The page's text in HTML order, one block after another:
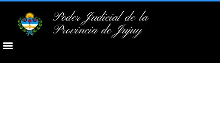
Poder Judicial de la
Provincia de Jujuy